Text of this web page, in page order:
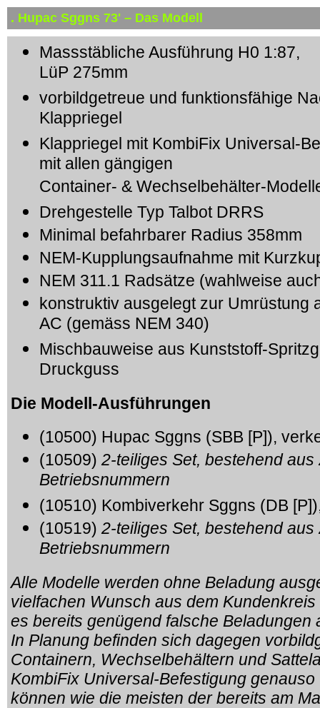
. Hupac Sggns 73' – Das Modell
Massstäbliche Ausführung H0 1:87,
LüP 275mm
vorbildgetreue und funktionsfähige
Klappriegel
Klappriegel mit KombiFix Universal-
mit allen gängigen
Container- & Wechselbehälter-
Drehgestelle Typ Talbot DRRS
Minimal befahrbarer Radius 358mm
NEM-Kupplungsaufnahme mit
NEM 311.1 Radsätze (wahlweise
konstruktiv ausgelegt zur Umrüstung
AC (gemäss NEM 340)
Mischbauweise aus Kunststoff-
Druckguss
Die Modell-Ausführungen
(10500) Hupac Sggns (SBB [P]),
(10509) 2-teiliges Set, bestehend
Betriebsnummern
(10510) Kombiverkehr Sggns (DB
(10519) 2-teiliges Set, bestehend
Betriebsnummern
Alle Modelle werden ohne Beladung
vielfachen Wunsch aus dem
es bereits genügend falsche Beladungen
In Planung befinden sich dagegen
Containern, Wechselbehältern und
KombiFix Universal-Befestigung
können wie die meisten der bereits am